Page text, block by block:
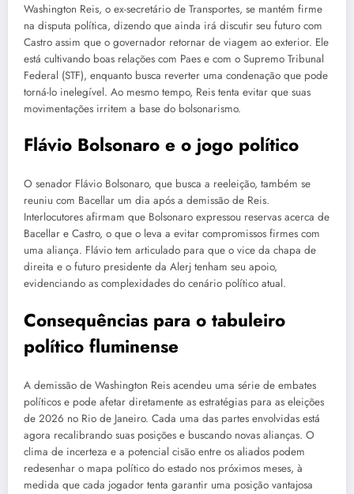
Washington Reis, o ex-secretário de Transportes, se mantém firme
na disputa política, dizendo que ainda irá discutir seu futuro com
Castro assim que o governador retornar de viagem ao exterior. Ele
está cultivando boas relações com Paes e com o Supremo Tribunal
Federal (STF), enquanto busca reverter uma condenação que pode
torná-lo inelegível. Ao mesmo tempo, Reis tenta evitar que suas
movimentações irritem a base do bolsonarismo.
Flávio Bolsonaro e o jogo político
O senador Flávio Bolsonaro, que busca a reeleição, também se
reuniu com Bacellar um dia após a demissão de Reis.
Interlocutores afirmam que Bolsonaro expressou reservas acerca de
Bacellar e Castro, o que o leva a evitar compromissos firmes com
uma aliança. Flávio tem articulado para que o vice da chapa de
direita e o futuro presidente da Alerj tenham seu apoio,
evidenciando as complexidades do cenário político atual.
Consequências para o tabuleiro
político fluminense
A demissão de Washington Reis acendeu uma série de embates
políticos e pode afetar diretamente as estratégias para as eleições
de 2026 no Rio de Janeiro. Cada uma das partes envolvidas está
agora recalibrando suas posições e buscando novas alianças. O
clima de incerteza e a potencial cisão entre os aliados podem
redesenhar o mapa político do estado nos próximos meses, à
medida que cada jogador tenta garantir uma posição vantajosa